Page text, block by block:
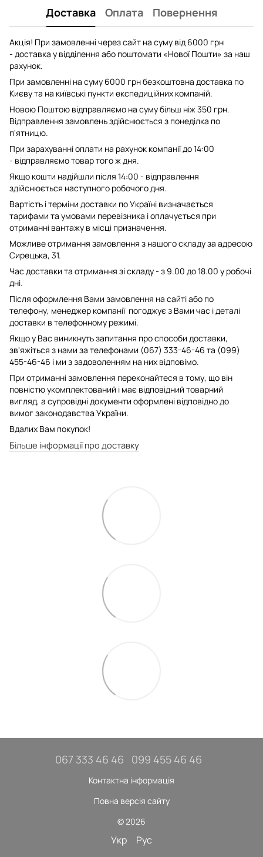
Доставка Оплата Повернення
Акція! При замовленні через сайт на суму від 6000 грн
- доставка у відділення або поштомати «Нової Пошти» за наш
рахунок.
При замовленні на суму 6000 грн безкоштовна доставка по
Києву та на київські пункти експедиційних компаній.
Новою Поштою відправляємо на суму більш ніж 350 грн.
Відправлення замовлень здійснюється з понеділка по
п'ятницю.
При зарахуванні оплати на рахунок компанії до 14:00
- відправляємо товар того ж дня.
Якщо кошти надійшли після 14:00 - відправлення
здійснюється наступного робочого дня.
Вартість і терміни доставки по Україні визначається
тарифами та умовами перевізника і оплачується при
отриманні вантажу в місці призначення.
Можливе отримання замовлення з нашого складу за адресою
Сирецька, 31.
Час доставки та отримання зі складу - з 9.00 до 18.00 у робочі
дні.
Після оформлення Вами замовлення на сайті або по
телефону, менеджер компанії погоджує з Вами час і деталі
доставки в телефонному режимі.
Якщо у Вас виникнуть запитання про способи доставки,
зв'яжіться з нами за телефонами (067) 333-46-46 та (099)
455-46-46 і ми з задоволенням на них відповімо.
При отриманні замовлення переконайтеся в тому, що він
повністю укомплектований і має відповідний товарний
вигляд, а супровідні документи оформлені відповідно до
вимог законодавства України.
Вдалих Вам покупок!
Більше інформації про доставку
067 333 46 46 099 455 46 46
Контактна інформація
Повна версія сайту
© 2026
Укр Рус